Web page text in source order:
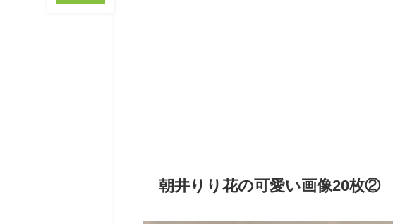
朝井りり花の可愛い画像20枚②